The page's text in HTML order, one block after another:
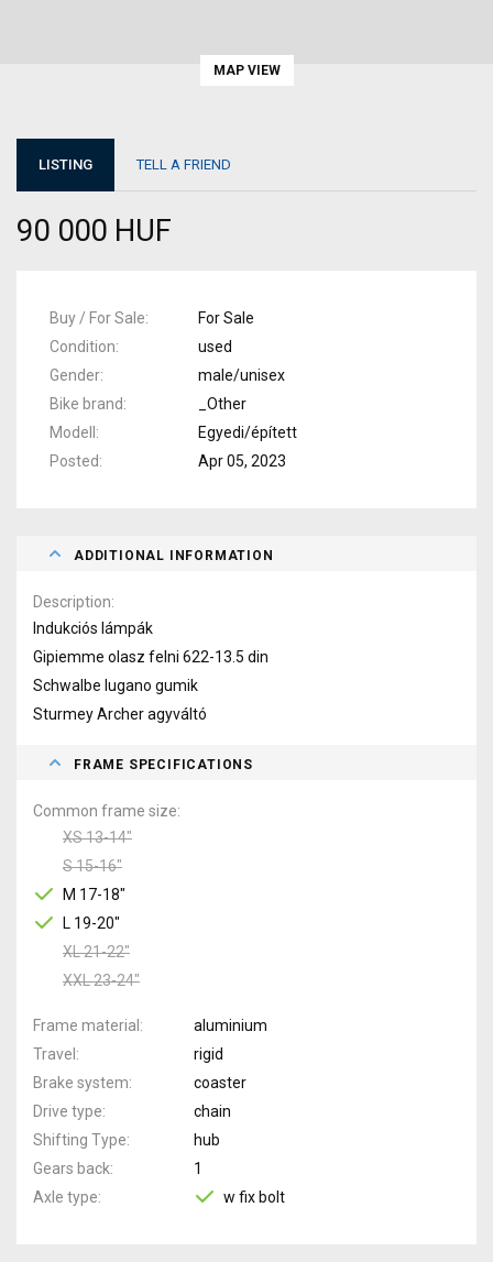
MAP VIEW
LISTING TELL A FRIEND
90 000 HUF
Buy / For Sale
For Sale
Condition
used
Gender
male/unisex
Bike brand
_Other
Modell
Egyedi/épített
Posted
Apr 05, 2023
ADDITIONAL INFORMATION
Description
Indukciós lámpák
Gipiemme olasz felni 622-13.5 din
Schwalbe lugano gumik
Sturmey Archer agyváltó
FRAME SPECIFICATIONS
Common frame size
XS 13-14"
S 15-16"
M 17-18"
L 19-20"
XL 21-22"
XXL 23-24"
Frame material
aluminium
Travel
rigid
Brake system
coaster
Drive type
chain
Shifting Type
hub
Gears back
1
Axle type
w fix bolt